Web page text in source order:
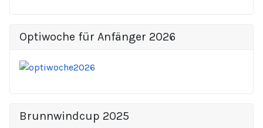
Optiwoche für Anfänger 2026
Brunnwindcup 2025